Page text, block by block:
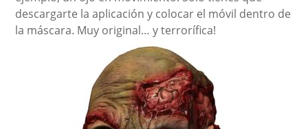
descargarte la aplicación y colocar el móvil dentro de
la máscara. Muy original… y terrorífica!